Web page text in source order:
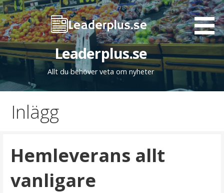
Gå
till
innehåll
Leaderplus.se
Allt du behöver veta om nyheter
Inlägg
Hemleverans allt
vanligare